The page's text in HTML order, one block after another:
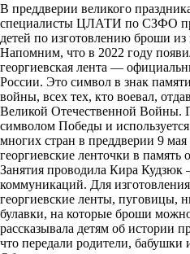
В преддверии великого
специалисты ЦЛАТИ по СЗФО
детей по изготовлению броши из
Напомним, что в 2022 году
георгиевская лента —
России. Это символ в знак
войны, всех тех, кто воевал,
Великой Отечественной Войны.
символом Победы и
многих стран в преддверии 9
георгиевские ленточки в память
Занятия проводила Кира Кудзюк
коммуникаций. Для
георгиевские ленты, пуговицы,
булавки, на которые броши
рассказывала детям об истории
что передали родители, бабушки